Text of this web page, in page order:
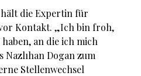
die Expertin für
Kontakt. „Ich bin froh,
an die ich mich
Nazlıhan Dogan zum
Stellenwechsel